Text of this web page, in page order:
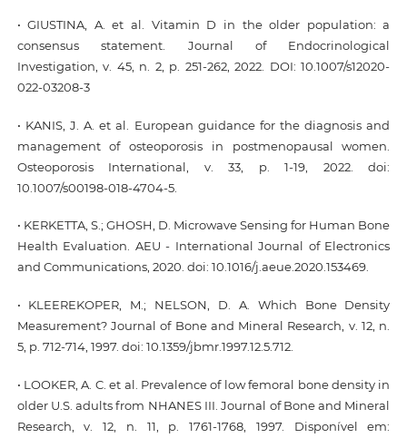
• GIUSTINA, A. et al. Vitamin D in the older population: a
consensus statement. Journal of Endocrinological
Investigation, v. 45, n. 2, p. 251-262, 2022. DOI: 10.1007/s12020-
022-03208-3
• KANIS, J. A. et al. European guidance for the diagnosis and
management of osteoporosis in postmenopausal women.
Osteoporosis International, v. 33, p. 1-19, 2022. doi:
10.1007/s00198-018-4704-5.
• KERKETTA, S.; GHOSH, D. Microwave Sensing for Human Bone
Health Evaluation. AEU - International Journal of Electronics
and Communications, 2020. doi: 10.1016/j.aeue.2020.153469.
• KLEEREKOPER, M.; NELSON, D. A. Which Bone Density
Measurement? Journal of Bone and Mineral Research, v. 12, n.
5, p. 712-714, 1997. doi: 10.1359/jbmr.1997.12.5.712.
• LOOKER, A. C. et al. Prevalence of low femoral bone density in
older U.S. adults from NHANES III. Journal of Bone and Mineral
Research, v. 12, n. 11, p. 1761-1768, 1997. Disponível em: